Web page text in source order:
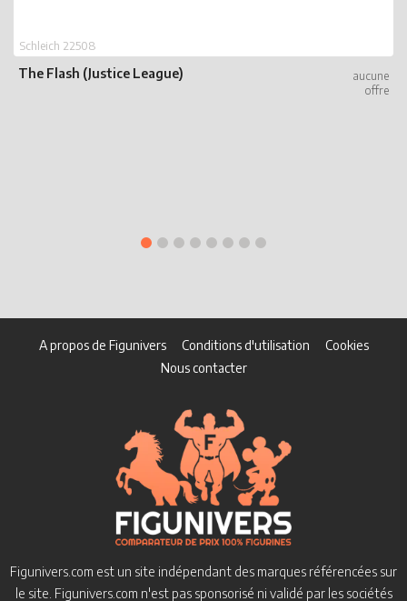
The Flash (Justice League)
Schleich 22508
A propos de Figunivers Conditions d'utilisation
Cookies
Nous contacter
Figunivers.com est un site indépendant des marques référencées sur
le site. Figunivers.com n'est pas sponsorisé ni validé par les sociétés